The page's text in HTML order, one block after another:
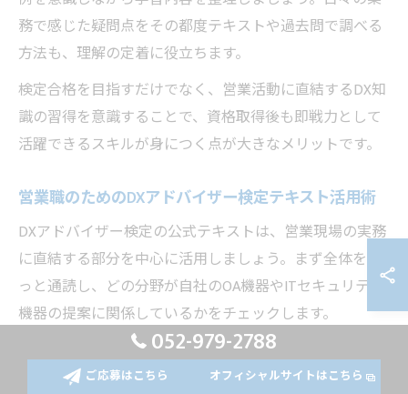
務で感じた疑問点をその都度テキストや過去問で調べる
方法も、理解の定着に役立ちます。
検定合格を目指すだけでなく、営業活動に直結するDX知
識の習得を意識することで、資格取得後も即戦力として
活躍できるスキルが身につく点が大きなメリットです。
営業職のためのDXアドバイザー検定テキスト活用術
DXアドバイザー検定の公式テキストは、営業現場の実務
に直結する部分を中心に活用しましょう。まず全体をざ
っと通読し、どの分野が自社のOA機器やITセキュリティ
機器の提案に関係しているかをチェックします。
営業職の場合、顧客とのコミュニケーションや業務フロ
ー改善の章などを重点的に読み込むことで、実践的な知
052-979-2788
ご応募はこちら オフィシャルサイトはこちら